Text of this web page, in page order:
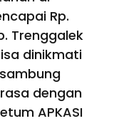
Rp.
Trenggalek
dinikmati
dengan
APKASI